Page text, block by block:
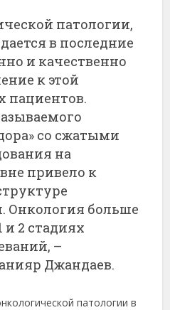
патологии,
в последние
и качественно
к этой
пациентов.
со сжатыми
на
привело к
Онкология больше
и 2 стадиях
–
Джандаев.
патологии в